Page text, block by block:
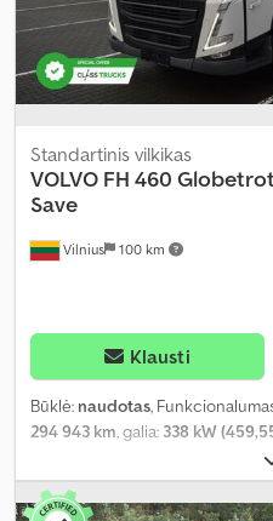
Vilnius 100 km
Standartinis vilkikas
VOLVO FH 460
Save
Klausti
Būklė: naudotas,
294 943 km, galia: 338 kW
,
konfigūracija:4x2, ratų bazė:380
automatinis, emisijos klasė:Euro